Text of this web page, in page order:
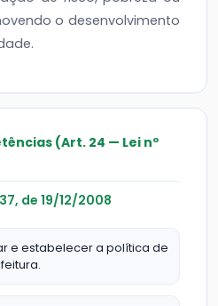
o desenvolvimento
(Art. 24 — Lei nº
de 19/12/2008
e estabelecer a política de